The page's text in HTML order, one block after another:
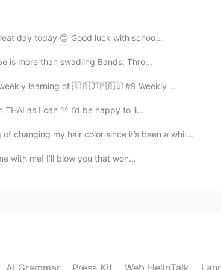
2021.03.20 12:18
day today 😊 Good luck with schoo...
is more than swadling Bands; Thro...
weekly learning of 🇰🇷🇯🇵🇷🇺 #9 Weekly ...
as I can ^^ I’d be happy to li...
changing my hair color since it’s been a whil...
with me! I’ll blow you that won...
AI Grammar Press Kit Web HelloTalk